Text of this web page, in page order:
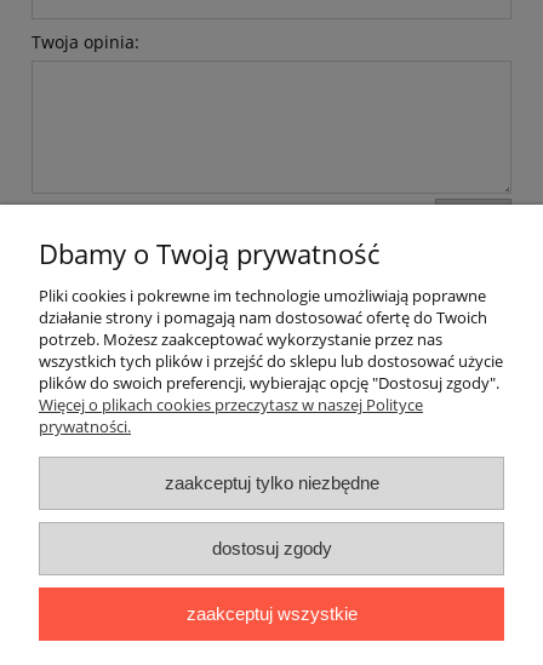
Twoja opinia:
Pomoc
Moje konto
Informacje
O nas
Sklep internetowy Ago Maszyny | ul. Pomorska 31, 50-216
Wrocław |agomaszyny@gmail.com|501 358 235| NIP:
Dbamy o Twoją prywatność
Pliki cookies i pokrewne im technologie umożliwiają poprawne
działanie strony i pomagają nam dostosować ofertę do Twoich
potrzeb. Możesz zaakceptować wykorzystanie przez nas
wszystkich tych plików i przejść do sklepu lub dostosować użycie
plików do swoich preferencji, wybierając opcję "Dostosuj zgody".
Więcej o plikach cookies przeczytasz w naszej Polityce
prywatności.
zaakceptuj tylko niezbędne
dostosuj zgody
zaakceptuj wszystkie